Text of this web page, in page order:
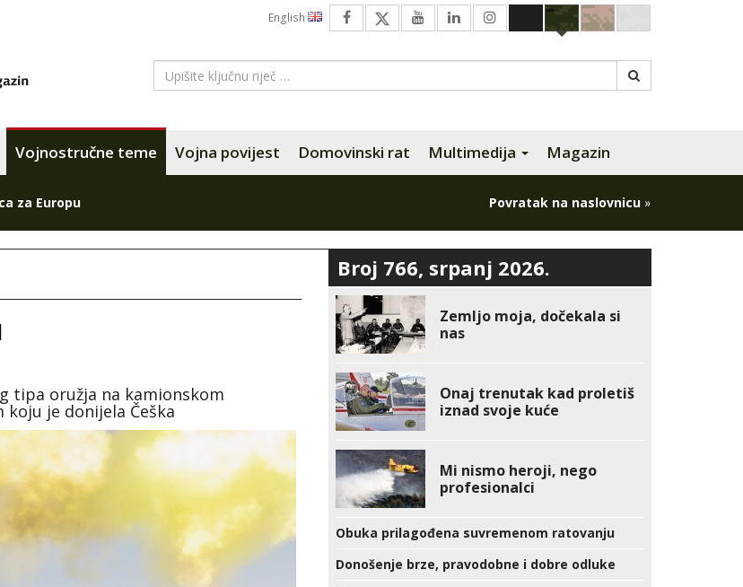
English
Vojnostručne teme Vojna povijest Domovinski rat Multimedija Magazin
za Europu Povratak na naslovnicu »
tipa oružja na kamionskom
je donijela Češka
Broj 766, srpanj 2026.
Zemljo moja, dočekala si
nas
Onaj trenutak kad proletiš
iznad svoje kuće
Mi nismo heroji, nego
profesionalci
Obuka prilagođena suvremenom ratovanju
Donošenje brze, pravodobne i dobre odluke